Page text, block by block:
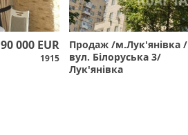
90 000 EUR
1915
Продаж /м.Лук'янівка /
вул. Білоруська 3/
Лук'янівка